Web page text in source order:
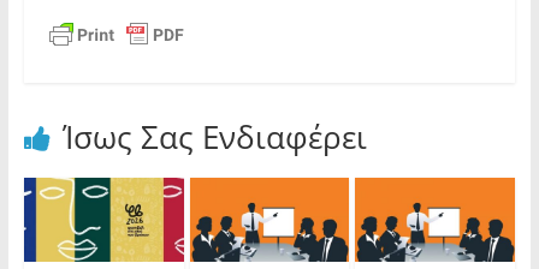
Ίσως Σας Ενδιαφέρει